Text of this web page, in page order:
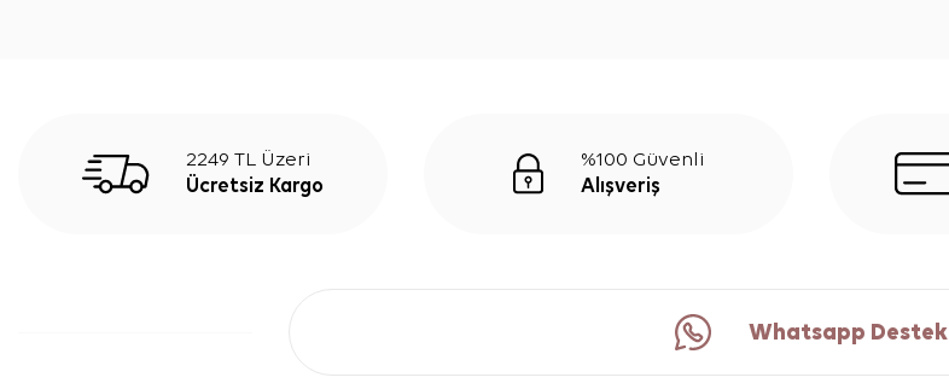
2249 TL Üzeri
Ücretsiz Kargo
%100 Güvenli
Alışveriş
Whatsapp Destek